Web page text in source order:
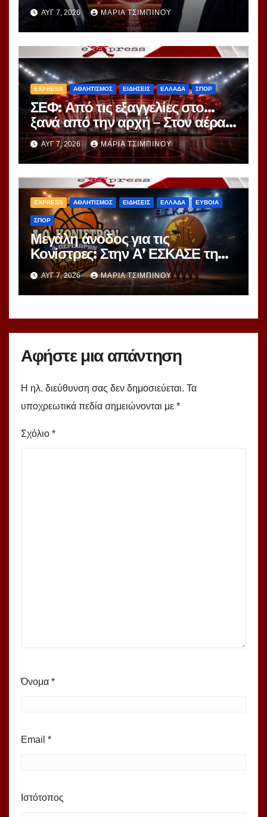
μεταγραφικό παιχνίδι – Ο
«εγκέφαλος» της Μίλαν πιάνει
δουλειά
ΑΥΓ 7, 2026 ΜΑΡΊΑ ΤΣΙΜΠΙΝΟΎ
EXPRESS ΑΘΛΗΤΙΣΜΟΣ ΕΙΔΗΣΕΙΣ ΕΛΛΑΔΑ ΣΠΟΡ
ΣΕΦ: Από τις εξαγγελίες στο…
ξανά από την αρχή – Στον αέρα
ο διαγωνισμός των 24,8 εκατ.
ΑΥΓ 7, 2026 ΜΑΡΊΑ ΤΣΙΜΠΙΝΟΎ
EXPRESS ΑΘΛΗΤΙΣΜΟΣ ΕΙΔΗΣΕΙΣ ΕΛΛΑΔΑ ΕΥΒΟΙΑ
ΣΠΟΡ
Μεγάλη άνοδος για τις
Κονίστρες: Στην Α’ ΕΣΚΑΣΕ τη
νέα σεζόν – Αυτές είναι οι 12
ομάδες!
ΑΥΓ 7, 2026 ΜΑΡΊΑ ΤΣΙΜΠΙΝΟΎ
Αφήστε μια απάντηση
Η ηλ. διεύθυνση σας δεν δημοσιεύεται. Τα
υποχρεωτικά πεδία σημειώνονται με *
Σχόλιο *
Όνομα *
Email *
Ιστότοπος